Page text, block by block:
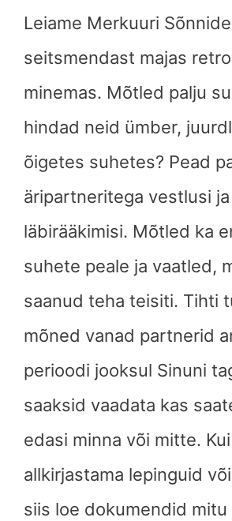
Leiame Merkuuri
seitsmendast majas
minemas. Mõtled palju
hindad neid ümber,
õigetes suhetes? Pead
äripartneritega vestlusi ja
läbirääkimisi. Mõtled ka
suhete peale ja vaatled,
saanud teha teisiti. Tihti
mõned vanad partnerid
perioodi jooksul Sinuni
saaksid vaadata kas
edasi minna või mitte.
allkirjastama lepinguid
siis loe dokumendid mitu